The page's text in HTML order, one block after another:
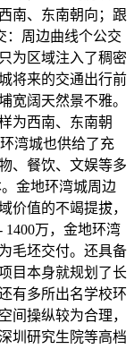
南、东南朝向；跟
：周边曲线个公交
为区域注入了稠密
将来的交通出行前
宽阔天然景不雅。
为西南、东南朝
湾城也供给了充
、餐饮、文娱等多
金地环湾城周边
价值的不竭提拔，
1400万，金地环湾
毛坯交付。还具备
目本身就规划了长
有多所出名学校环
间操纵较为合理，
圳研究生院等高档